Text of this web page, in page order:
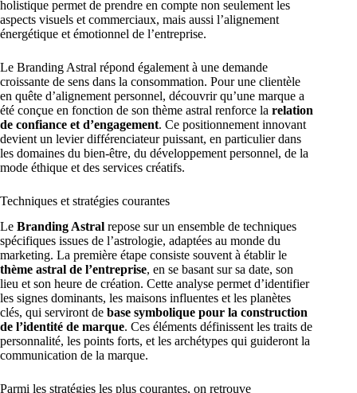
holistique permet de prendre en compte non seulement les
aspects visuels et commerciaux, mais aussi l’alignement
énergétique et émotionnel de l’entreprise.
Le Branding Astral répond également à une demande
croissante de sens dans la consommation. Pour une clientèle
en quête d’alignement personnel, découvrir qu’une marque a
été conçue en fonction de son thème astral renforce la relation
de confiance et d’engagement. Ce positionnement innovant
devient un levier différenciateur puissant, en particulier dans
les domaines du bien-être, du développement personnel, de la
mode éthique et des services créatifs.
Techniques et stratégies courantes
Le Branding Astral repose sur un ensemble de techniques
spécifiques issues de l’astrologie, adaptées au monde du
marketing. La première étape consiste souvent à établir le
thème astral de l’entreprise, en se basant sur sa date, son
lieu et son heure de création. Cette analyse permet d’identifier
les signes dominants, les maisons influentes et les planètes
clés, qui serviront de base symbolique pour la construction
de l’identité de marque. Ces éléments définissent les traits de
personnalité, les points forts, et les archétypes qui guideront la
communication de la marque.
Parmi les stratégies les plus courantes, on retrouve